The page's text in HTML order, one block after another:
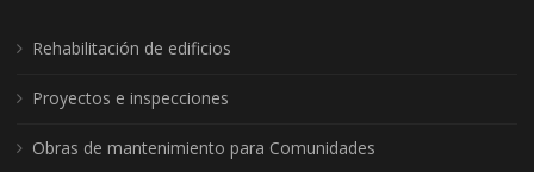
Rehabilitación de edificios
Proyectos e inspecciones
Obras de mantenimiento para Comunidades